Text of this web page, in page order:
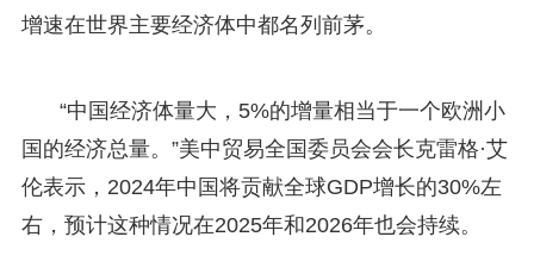
增速在世界主要经济体中都名列前茅。
“中国经济体量大，5%的增量相当于一个欧洲小
国的经济总量。”美中贸易全国委员会会长克雷格·艾
伦表示，2024年中国将贡献全球GDP增长的30%左
右，预计这种情况在2025年和2026年也会持续。